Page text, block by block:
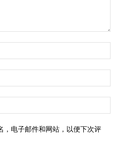
，电子邮件和网站，以便下次评